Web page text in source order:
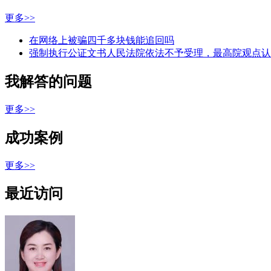
更多>>
在网络上被骗四千多块钱能追回吗
强制执行公证文书人民法院依法不予受理，最高院观点
我解答的问题
更多>>
成功案例
更多>>
最近访问